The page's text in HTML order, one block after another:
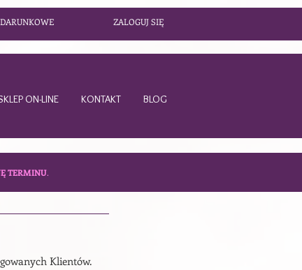
ZALOGUJ SIĘ
ON-LINE KONTAKT BLOG
TERMINU.
Klientów.